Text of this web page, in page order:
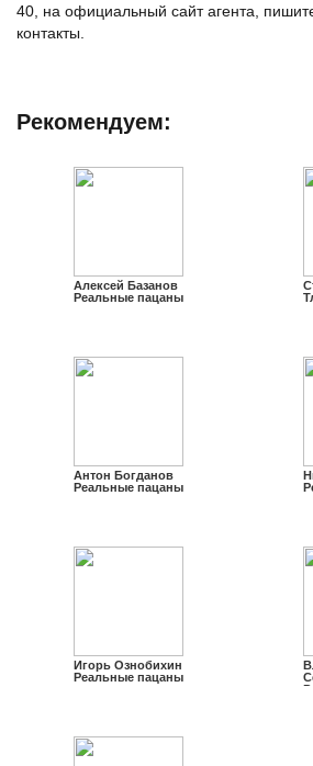
40, на официальный сайт агента,
контакты.
Рекомендуем:
Алексей Базанов
Реальные пацаны
Антон Богданов
Реальные пацаны
Игорь Ознобихин
Реальные пацаны